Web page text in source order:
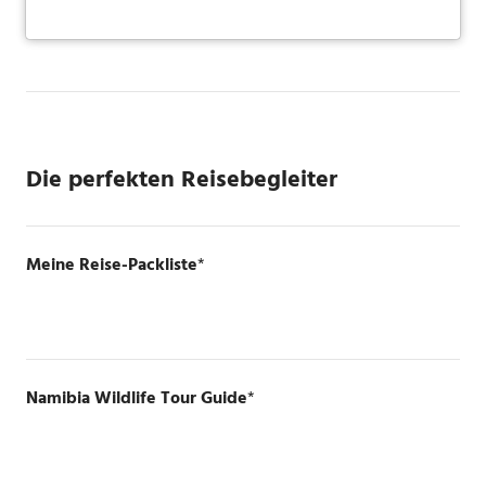
Die perfekten Reisebegleiter
Meine Reise-Packliste*
Namibia Wildlife Tour Guide*